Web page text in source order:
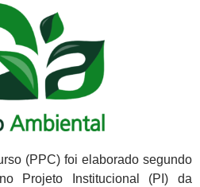
(PPC) foi elaborado segundo
Projeto Institucional (PI) da